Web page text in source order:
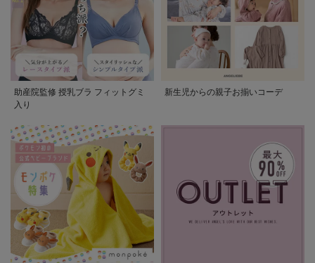
助産院監修 授乳ブラ フィットグミ
入り
新生児からの親子お揃いコーデ